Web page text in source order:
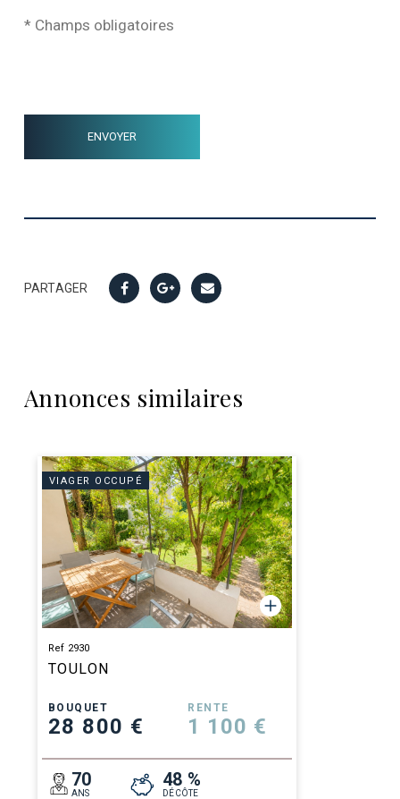
* Champs obligatoires
PARTAGER
Annonces similaires
VIAGER OCCUPÉ
Ref 2930
TOULON
BOUQUET
28 800 €
RENTE
1 100 €
70
ANS
48 %
DÉCÔTE